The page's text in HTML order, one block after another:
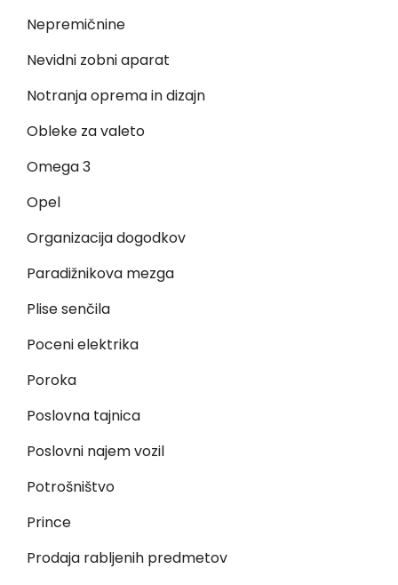
Nepremičnine
Nevidni zobni aparat
Notranja oprema in dizajn
Obleke za valeto
Omega 3
Opel
Organizacija dogodkov
Paradižnikova mezga
Plise senčila
Poceni elektrika
Poroka
Poslovna tajnica
Poslovni najem vozil
Potrošništvo
Prince
Prodaja rabljenih predmetov